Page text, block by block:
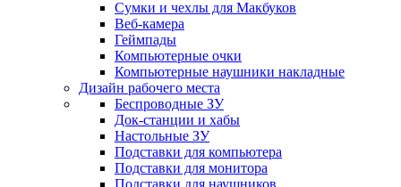
Сумки и чехлы для Макбуков
Веб-камера
Геймпады
Компьютерные очки
Компьютерные наушники накладные
Дизайн рабочего места
Беспроводные ЗУ
Док-станции и хабы
Настольные ЗУ
Подставки для компьютера
Подставки для монитора
Подставки для наушников